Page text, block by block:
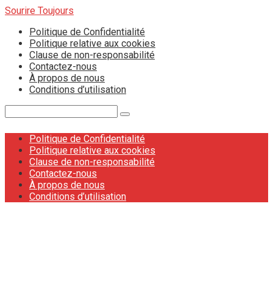
Skip
content
Sourire Toujours
Politique de Confidentialité
Politique relative aux cookies
Clause de non-responsabilité
Contactez-nous
À propos de nous
Conditions d’utilisation
Politique de Confidentialité
Politique relative aux cookies
Clause de non-responsabilité
Contactez-nous
À propos de nous
Conditions d’utilisation